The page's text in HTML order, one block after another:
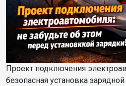
Проект подключения
безопасная установка